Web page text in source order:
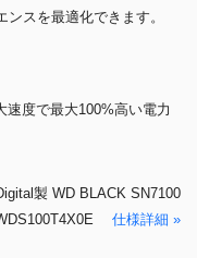
スを最適化できます。
速度で最大100%高い電力
製 WD BLACK SN7100
仕様詳細 »